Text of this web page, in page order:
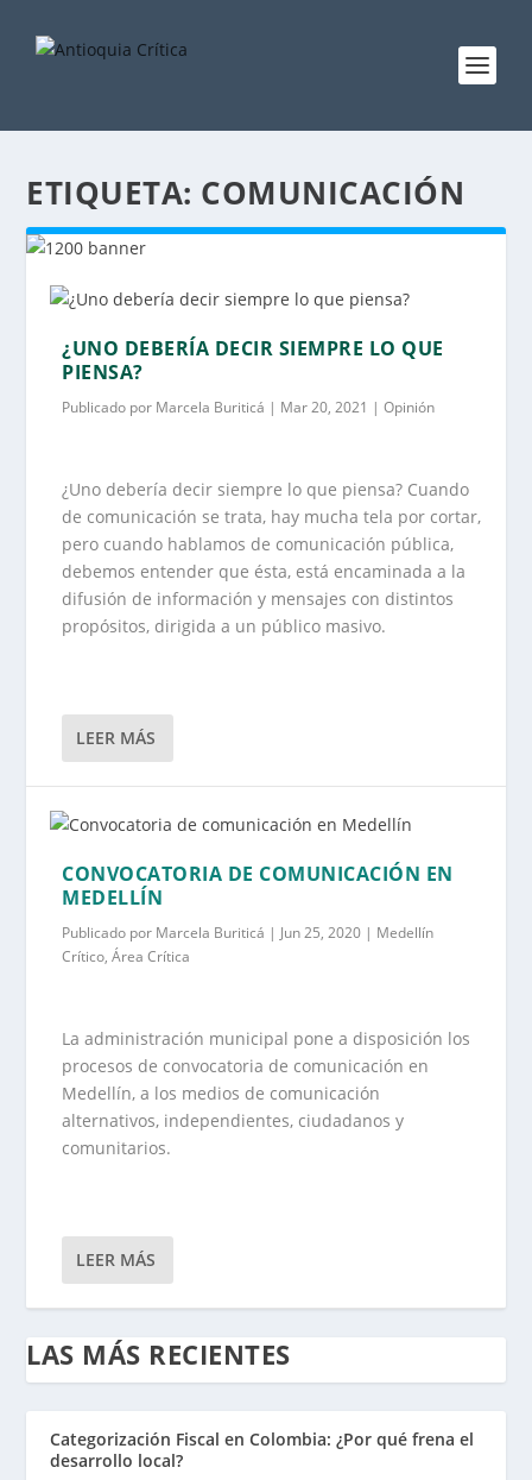
ETIQUETA: COMUNICACIÓN
¿UNO DEBERÍA DECIR SIEMPRE LO QUE
PIENSA?
Publicado por Marcela Buriticá | Mar 20, 2021 |Opinión
¿Uno debería decir siempre lo que piensa? Cuando
de comunicación se trata, hay mucha tela por cortar,
pero cuando hablamos de comunicación pública,
debemos entender que ésta, está encaminada a la
difusión de información y mensajes con distintos
propósitos, dirigida a un público masivo.
LEER MÁS
CONVOCATORIA DE COMUNICACIÓN EN
MEDELLÍN
Publicado por Marcela Buriticá | Jun 25, 2020 | Medellín
Crítico,Área Crítica
La administración municipal pone a disposición los
procesos de convocatoria de comunicación en
Medellín, a los medios de comunicación
alternativos, independientes, ciudadanos y
comunitarios.
LEER MÁS
LAS MÁS RECIENTES
Categorización Fiscal en Colombia: ¿Por qué frena el
desarrollo local?